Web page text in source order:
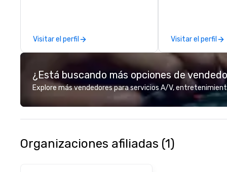
Visitar el perfil
choose from,
industry
commitment to
customer
deliver smart,
designed to
experience
to finish. We are also a certified
Visitar el perfil
¿Está buscando más opciones de
Explore más vendedores para servicios A/V,
Organizaciones afiliadas (1)